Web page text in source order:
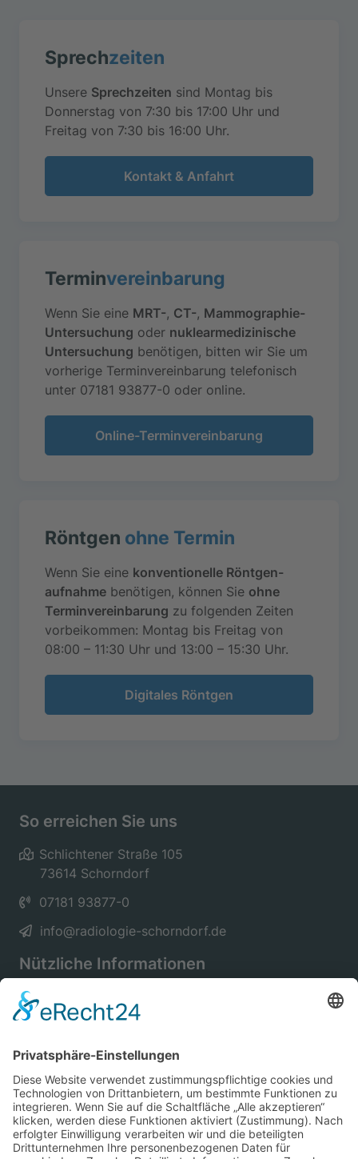
Sprechzeiten
Unsere Sprechzeiten sind Montag bis
Donnerstag von 7:30 bis 17:00 Uhr und
Freitag von 7:30 bis 16:00 Uhr.
Kontakt & Anfahrt
Terminvereinbarung
Wenn Sie eine MRT-, CT-, Mammographie-
Untersuchung oder nuklearmedizinische
Untersuchung benötigen, bitten wir Sie um
vorherige Terminvereinbarung telefonisch
unter 07181 93877-0 oder online.
Online-Terminvereinbarung
Röntgen ohne Termin
Wenn Sie eine konventionelle Röntgen­
aufnahme benötigen, können Sie ohne
Termin­verein­barung zu folgenden Zeiten
vorbei­kommen: Montag bis Freitag von
08:00 – 11:30 Uhr und 13:00 – 15:30 Uhr.
Digitales Röntgen
So erreichen Sie uns
Schlichtener Straße 105
73614 Schorndorf
07181 93877-0
info@radiologie-schorndorf.de
Nützliche Informationen
Unsere Praxis
Unsere Ärzte
Für Überweiser
Unsere Partner
Kontakt & Anfahrt
Unsere Untersuchungen